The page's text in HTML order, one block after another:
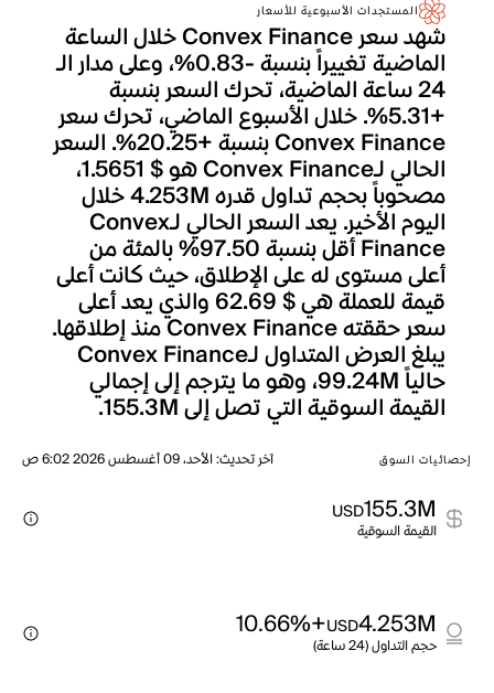
المستجدات الأسبوعية للأسعار
شهد سعر Convex Finance خلال الساعة
الماضية تغييراً بنسبة -0.83%، وعلى مدار الـ
24 ساعة الماضية، تحرك السعر بنسبة
+5.31%. خلال الأسبوع الماضي، تحرك سعر
Convex Finance بنسبة +20.25%. السعر
الحالي لـConvex Finance هو $ 1.5651،
مصحوباً بحجم تداول قدره 4.253M خلال
اليوم الأخير. يعد السعر الحالي لـConvex
Finance أقل بنسبة 97.50% بالمئة من
أعلى مستوى له على الإطلاق، حيث كانت أعلى
قيمة للعملة هي $ 62.69 والذي يعد أعلى
سعر حققته Convex Finance منذ إطلاقها.
يبلغ العرض المتداول لـConvex Finance
حالياً 99.24M، وهو ما يترجم إلى إجمالي
القيمة السوقية التي تصل إلى 155.3M.
إحصائيات السوق آخر تحديث:الأحد، 09 أغسطس 2026 6:02 ص
155.3M
USD
القيمة السوقية
4.253M
USD
+10.66%
حجم التداول (24 ساعة)